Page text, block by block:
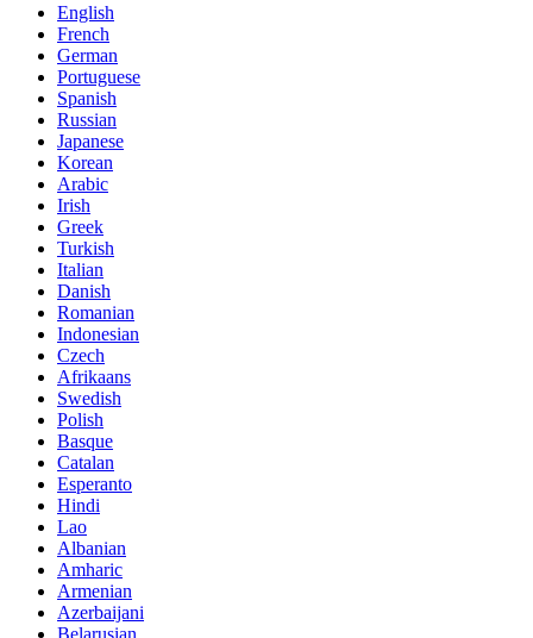
English
French
German
Portuguese
Spanish
Russian
Japanese
Korean
Arabic
Irish
Greek
Turkish
Italian
Danish
Romanian
Indonesian
Czech
Afrikaans
Swedish
Polish
Basque
Catalan
Esperanto
Hindi
Lao
Albanian
Amharic
Armenian
Azerbaijani
Belarusian